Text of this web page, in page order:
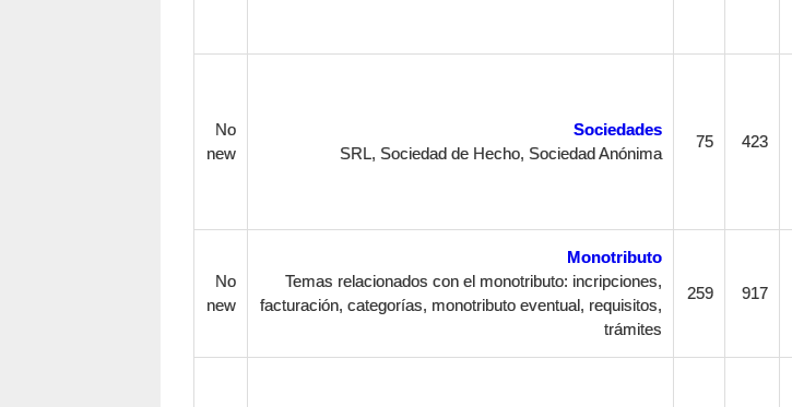
No
new
Sociedades
SRL, Sociedad de Hecho, Sociedad Anónima
75 423
No
new
Monotributo
Temas relacionados con el monotributo: incripciones,
facturación, categorías, monotributo eventual, requisitos,
trámites
259 917